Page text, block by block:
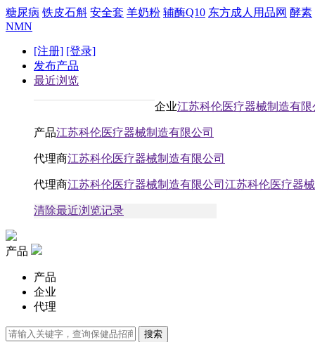
糖尿病 铁皮石斛 安全套 羊奶粉 辅酶Q10 东方成人用品网 酵素
NMN
[注册] [登录]
发布产品
最近浏览
企业江苏科伦医疗器械制造有限
产品江苏科伦医疗器械制造有限公司
代理商江苏科伦医疗器械制造有限公司
代理商江苏科伦医疗器械制造有限公司江苏科伦医疗器
清除最近浏览记录
产品
产品
企业
代理